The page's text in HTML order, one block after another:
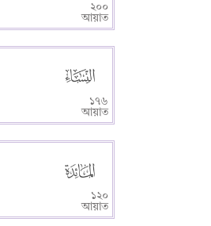
২০০
আয়াত
১৭৬
আয়াত
১২০
আয়াত